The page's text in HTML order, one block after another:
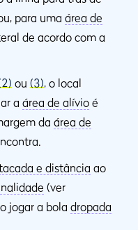
para uma área de
de acordo com a
ou (3), o local
a área de alívio é
da área de
e distância ao
(ver
jogar a bola dropada